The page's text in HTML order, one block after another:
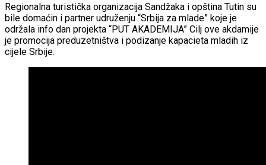
Regionalna turistička organizacija Sandžaka i opština Tutin su
bile domaćin i partner udruženju “Srbija za mlade” koje je
održala info dan projekta “PUT AKADEMIJA” Cilj ove akdamije
je promocija preduzetništva i podizanje kapacieta mladih iz
cijele Srbije.